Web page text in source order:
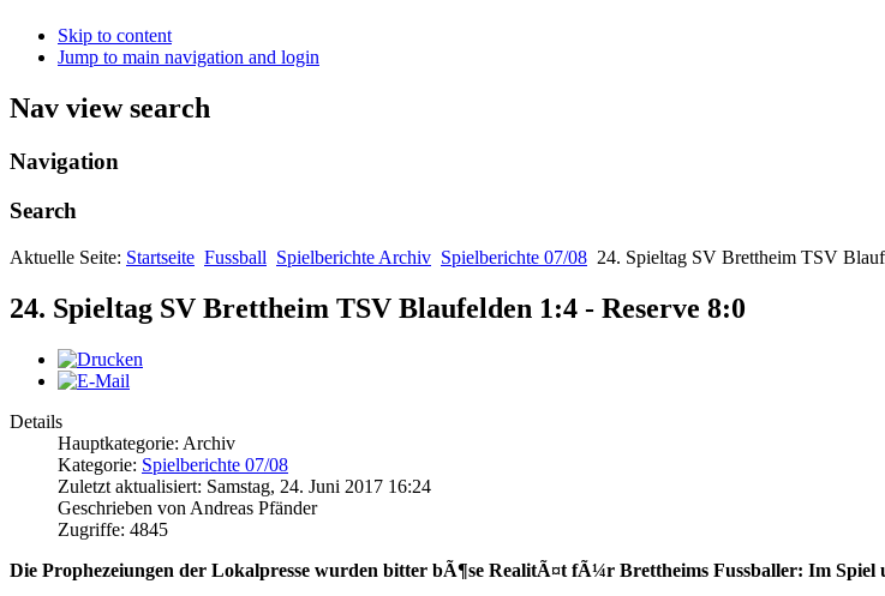
Skip to content
Jump to main navigation and login
Nav view search
Navigation
Search
Aktuelle Seite: Startseite Fussball Spielberichte Archiv Spielberichte 07/08 24. Spieltag SV Brettheim TSV
24. Spieltag SV Brettheim TSV Blaufelden 1:4 - Reserve 8:0
Details
Hauptkategorie: Archiv
Kategorie: Spielberichte 07/08
Zuletzt aktualisiert: Samstag, 24. Juni 2017 16:24
Geschrieben von Andreas Pfänder
Zugriffe: 4845
Die Prophezeiungen der Lokalpresse wurden bitter bÃ¶se RealitÃ¤t fÃ¼r Brettheims Fussballer: Im Spiel